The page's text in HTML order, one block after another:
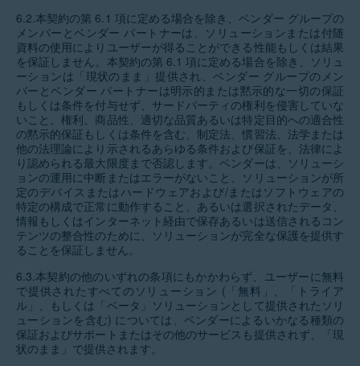
6.2.本契約の第 6.1 項に定める場合を除き、ベンダー グループの
メンバーとベンダー パートナーは、ソリューションまたは付随
資料の使用によりユーザーが得ることができる性能もしくは結果
を保証しません。本契約の第 6.1 項に定める場合を除き、ソリュ
ーションは「現状のまま」提供され、ベンダー グループのメン
バーとベンダー パートナーは明示的または黙示的な一切の保証
もしくは条件を付与せず、サードパーティの権利を侵害していな
いこと、権利、商品性、適切な品質あるいは特定目的への適合性
の黙示的保証もしくは条件を含む、制定法、慣習法、法学または
他の法理論により示されるあらゆる条件および保証を、法律によ
り認められる最大限度まで否認します。ベンダーは、ソリューシ
ョンの運用に中断またはエラーがないこと、ソリューションが所
定のデバイスまたはハードウェアおよび/またはソフトウェアの
特定の構成で正常に動作すること、あるいは選択されたデータ、
情報もしくはインターネット経由で保存あるいは送信されるコン
テンツの整合性のために、ソリューションが完全な保護を提供す
ることを保証しません。
6.3.本契約の他のいずれの条項にもかかわらず、ユーザーに無料
で提供されたすべてのソリューション (「無料」、「トライア
ル」、もしくは「ベータ」ソリューションとして提供されたソリ
ューションを含む) については、ベンダーによるいかなる種類の
保証およびサポートまたはその他のサービスも提供されず、「現
状のまま」で提供されます。